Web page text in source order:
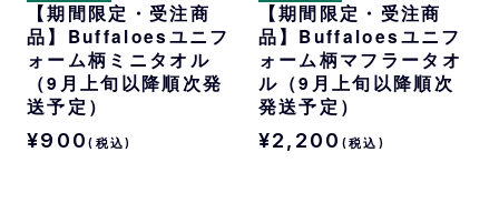
【期間限定・受注商
品】Buffaloesユニフ
ォーム柄ミニタオル
（9月上旬以降順次発
送予定）
¥900(税込)
【期間限定・受注商
品】Buffaloesユニフ
ォーム柄マフラータオ
ル（9月上旬以降順次
発送予定）
¥2,200 (税込)